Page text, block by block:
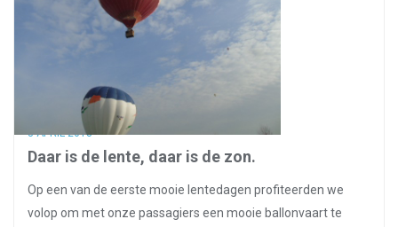
8 APRIL 2018
Daar is de lente, daar is de zon.
Op een van de eerste mooie lentedagen profiteerden we
volop om met onze passagiers een mooie ballonvaart te